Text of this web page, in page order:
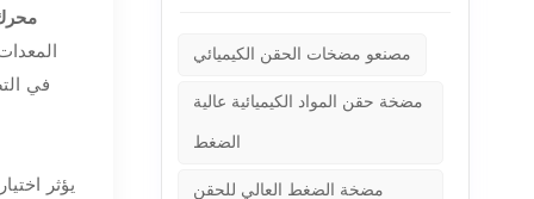
في
يؤثر
مصنعو مضخات الحقن الكيميائي
مضخة حقن المواد الكيميائية عالية
الضغط
مضخة الضغط العالي للحقن